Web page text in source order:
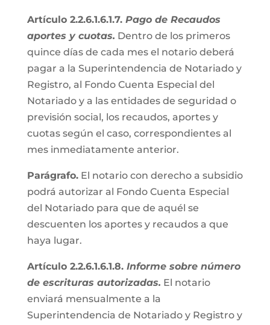
Artículo 2.2.6.1.6.1.7. Pago de Recaudos
aportes y cuotas. Dentro de los primeros
quince días de cada mes el notario deberá
pagar a la Superintendencia de Notariado y
Registro, al Fondo Cuenta Especial del
Notariado y a las entidades de seguridad o
previsión social, los recaudos, aportes y
cuotas según el caso, correspondientes al
mes inmediatamente anterior.
Parágrafo.El notario con derecho a subsidio
podrá autorizar al Fondo Cuenta Especial
del Notariado para que de aquél se
descuenten los aportes y recaudos a que
haya lugar.
Artículo 2.2.6.1.6.1.8. Informe sobre número
de escrituras autorizadas. El notario
enviará mensualmente a la
Superintendencia de Notariado y Registro y